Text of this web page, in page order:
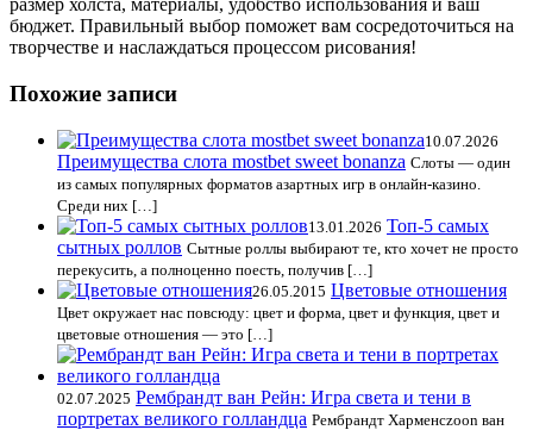
размер холста, материалы, удобство использования и ваш
бюджет. Правильный выбор поможет вам сосредоточиться на
творчестве и наслаждаться процессом рисования!
Похожие записи
10.07.2026
Преимущества слота mostbet sweet bonanza Слоты — один
из самых популярных форматов азартных игр в онлайн-казино.
Среди них […]
13.01.2026 Топ-5 самых
сытных роллов Сытные роллы выбирают те, кто хочет не просто
перекусить, а полноценно поесть, получив […]
26.05.2015 Цветовые отношения
Цвет окружает нас повсюду: цвет и форма, цвет и функция, цвет и
цветовые отношения — это […]
02.07.2025 Рембрандт ван Рейн: Игра света и тени в
портретах великого голландца Рембрандт Харменсzoon ван